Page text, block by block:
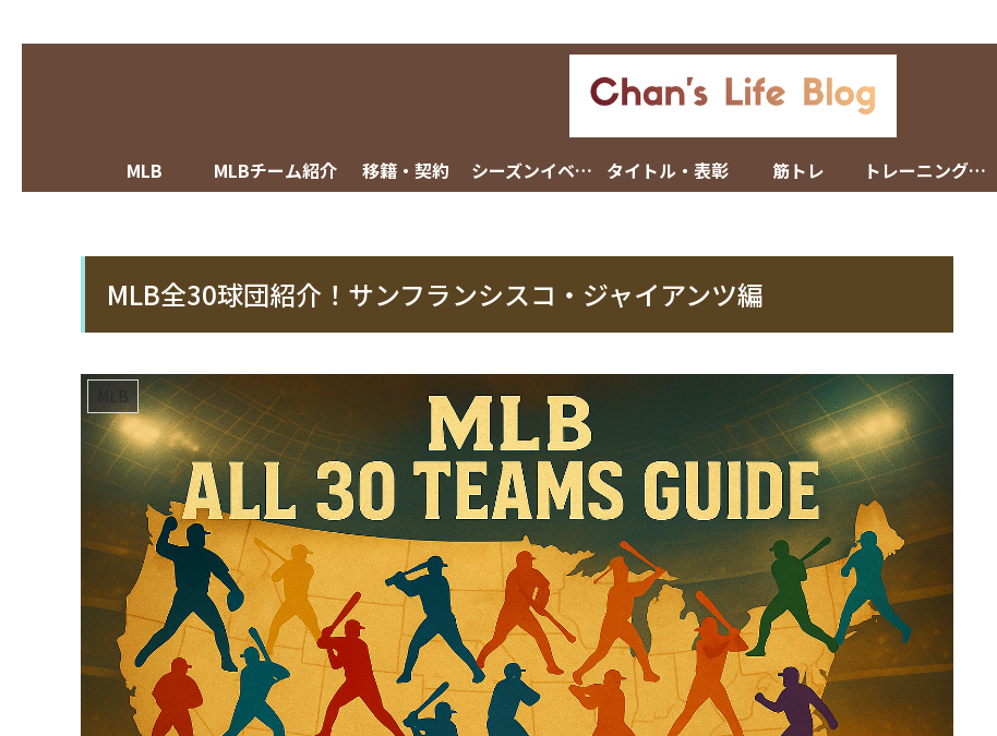
MLB MLBチーム紹介 移籍・契約 シーズンイベント タイトル・表彰 筋トレ トレーニングメニュー
MLB全30球団紹介！サンフランシスコ・ジャイアンツ編